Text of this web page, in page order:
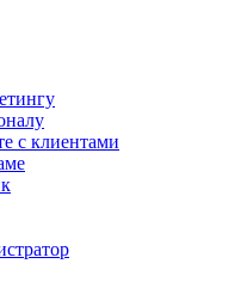
с клиентами